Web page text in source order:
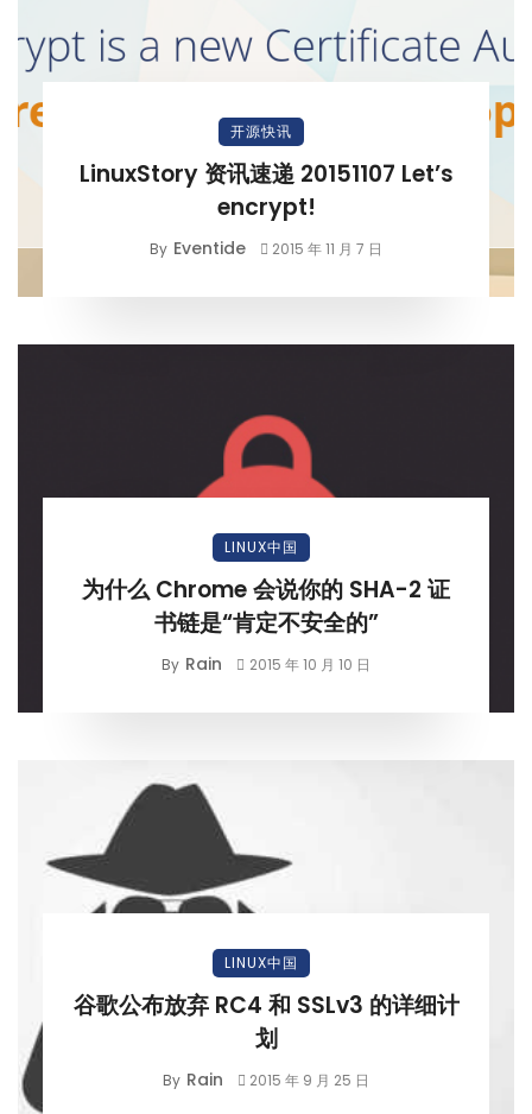
开源快讯
LinuxStory 资讯速递 20151107 Let’s
encrypt!
By Eventide 2015 年 11 月 7 日
LINUX中国
为什么 Chrome 会说你的 SHA-2 证
书链是“肯定不安全的”
By Rain 2015 年 10 月 10 日
LINUX中国
谷歌公布放弃 RC4 和 SSLv3 的详细计
划
By Rain 2015 年 9 月 25 日